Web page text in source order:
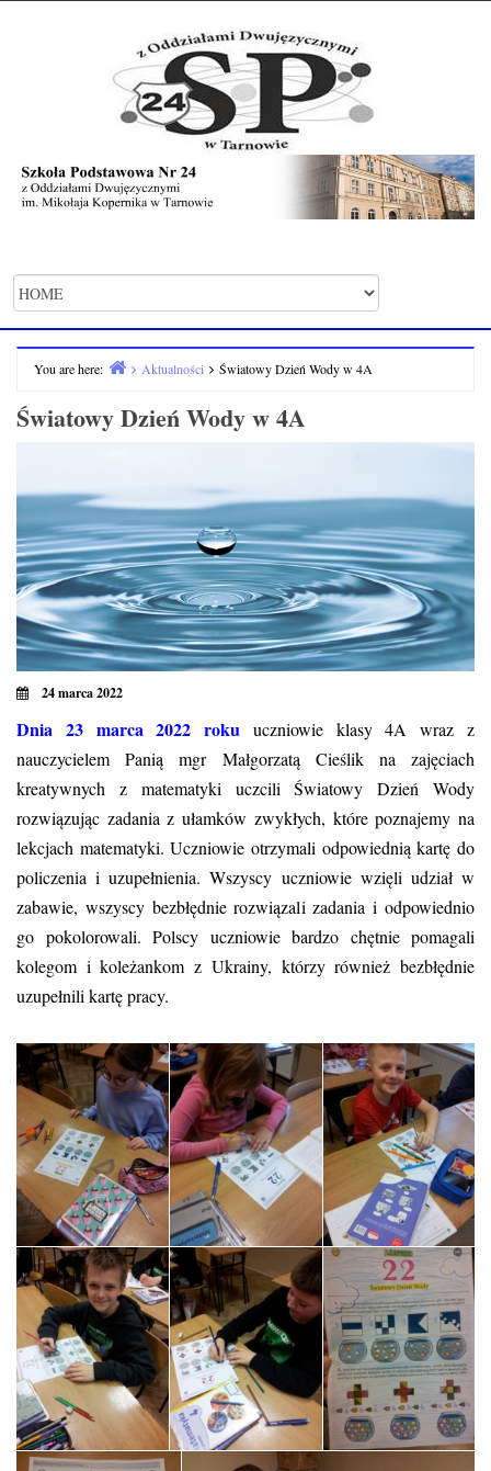
You are here:
Aktualności Światowy Dzień Wody w 4A
Światowy Dzień Wody w 4A
24 marca 2022
Dnia 23 marca 2022 roku uczniowie klasy 4A wraz z
nauczycielem Panią mgr Małgorzatą Cieślik na zajęciach
kreatywnych z matematyki uczcili Światowy Dzień Wody
rozwiązując zadania z ułamków zwykłych, które poznajemy na
lekcjach matematyki.Uczniowie otrzymali odpowiednią kartę do
policzenia i uzupełnienia. Wszyscy uczniowie wzięli udział w
zabawie, wszyscy bezbłędnie rozwiązali zadania i odpowiednio
go pokolorowali. Polscy uczniowie bardzo chętnie pomagali
kolegom i koleżankom z Ukrainy, którzy również bezbłędnie
uzupełnili kartę pracy.